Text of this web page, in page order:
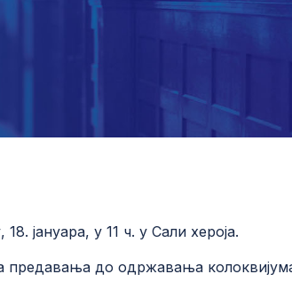
јануара, у 11 ч. у Сали хероја.
предавања до одржавања